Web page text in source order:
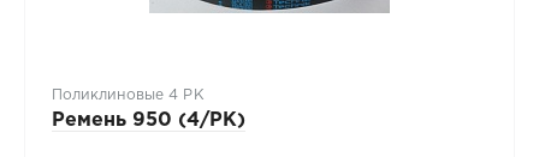
Поликлиновые 4 PK
Ремень 950 (4/PK)